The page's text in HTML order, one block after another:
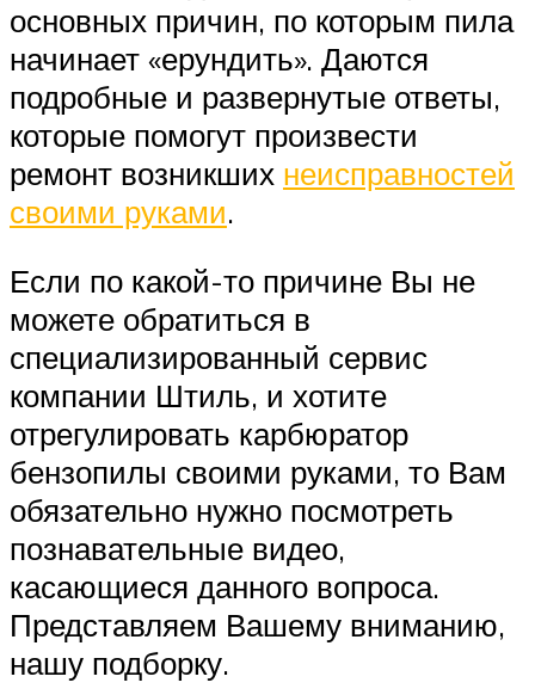
основных причин, по которым пила
начинает «ерундить». Даются
подробные и развернутые ответы,
которые помогут произвести
ремонт возникших неисправностей
своими руками.
Если по какой-то причине Вы не
можете обратиться в
специализированный сервис
компании Штиль, и хотите
отрегулировать карбюратор
бензопилы своими руками, то Вам
обязательно нужно посмотреть
познавательные видео,
касающиеся данного вопроса.
Представляем Вашему вниманию,
нашу подборку.